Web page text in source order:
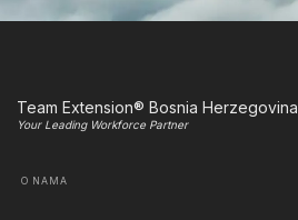
Team Extension® Bosnia Herzegovina
Your Leading Workforce Partner
O NAMA